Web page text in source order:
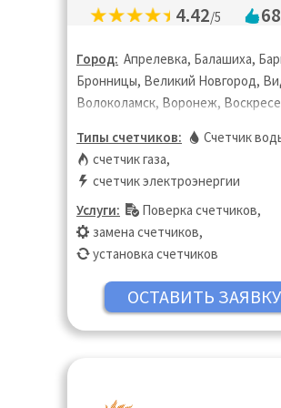
4.42/5 68
Город: Апрелевка, Балашиха,
Бронницы, Великий Новгород,
Волоколамск, Воронеж,
Долгопрудный, Домодедово,
Жуковский, Зарайск, Звенигород,
Ивантеевка, Истра, Калуга,
Кинешма, Клин, Коломна, Королёв,
Кострома, Котельники,
Красногорск, Краснодар,
Липецк, Лобня, Лосино-
Луховицы, Лыткарино, Люберцы,
Можайск, Москва, Московская
Типы счетчиков: Счетчик
счетчик газа,
счетчик электроэнергии
Услуги:
Поверка счетчиков,
замена счетчиков,
установка счетчиков